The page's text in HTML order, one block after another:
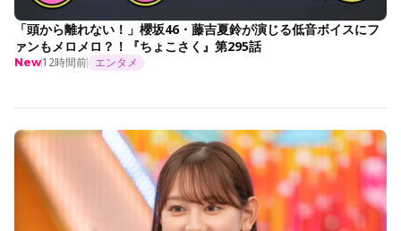
「頭から離れない！」櫻坂46・藤吉夏鈴が演じる低音ボイスにフ
ァンもメロメロ？！『ちょこさく』第295話
New12時間前 エンタメ